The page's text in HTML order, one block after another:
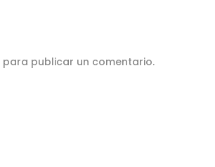
para publicar un comentario.